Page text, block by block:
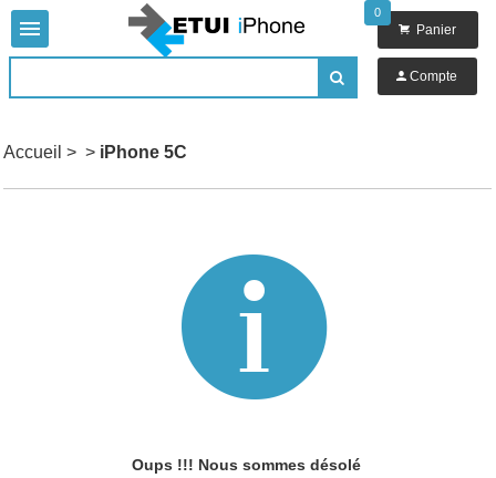


0
 Panier
 Compte
Accueil > > iPhone 5C

Oups !!! Nous sommes désolé